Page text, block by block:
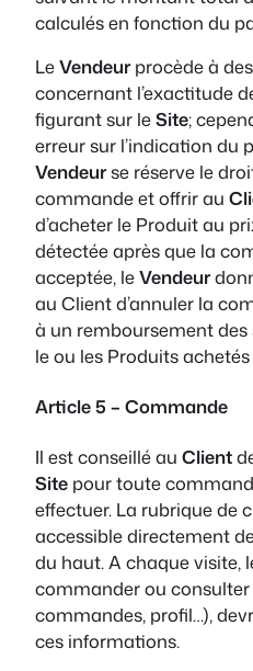
calculés en fonction du
LeVendeur procède à
concernant l’exactitude
figurant sur leSite;
erreur sur l’indication du
Vendeurse réserve le
commande et offrir au
d’acheter le Produit au
détectée après que la
acceptée, leVendeur
au Client d’annuler la
à un remboursement
le ou les Produits
Article 5 – Commande
Il est conseillé au Client
Site pour toute
effectuer. La rubrique de
accessible directement
du haut. A chaque visite,
commander ou
commandes, profil…),
ces informations.